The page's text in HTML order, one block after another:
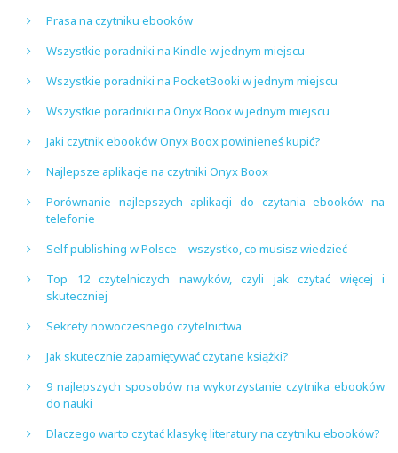
Prasa na czytniku ebooków
Wszystkie poradniki na Kindle w jednym miejscu
Wszystkie poradniki na PocketBooki w jednym miejscu
Wszystkie poradniki na Onyx Boox w jednym miejscu
Jaki czytnik ebooków Onyx Boox powinieneś kupić?
Najlepsze aplikacje na czytniki Onyx Boox
Porównanie najlepszych aplikacji do czytania ebooków na
telefonie
Self publishing w Polsce – wszystko, co musisz wiedzieć
Top 12 czytelniczych nawyków, czyli jak czytać więcej i
skuteczniej
Sekrety nowoczesnego czytelnictwa
Jak skutecznie zapamiętywać czytane książki?
9 najlepszych sposobów na wykorzystanie czytnika ebooków
do nauki
Dlaczego warto czytać klasykę literatury na czytniku ebooków?